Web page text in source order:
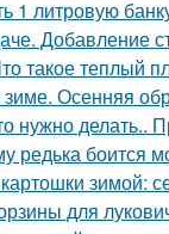
1 литровую
Добавление
такое теплый
зиме. Осенняя
нужно делать..
редька боится
зимой:
для